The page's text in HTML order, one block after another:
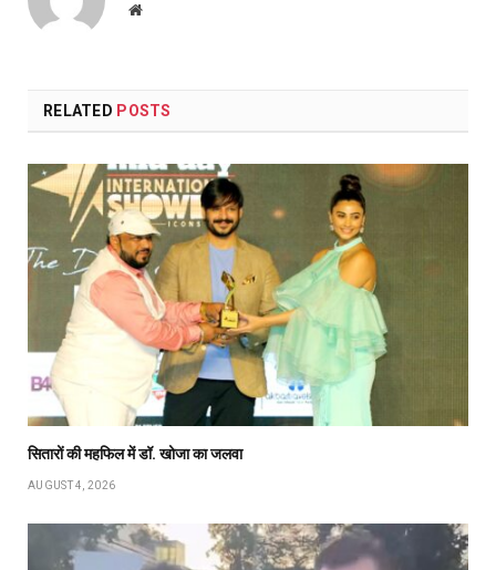
Website
RELATED POSTS
सितारों की महफिल में डॉ. खोजा का जलवा
AUGUST 4, 2026